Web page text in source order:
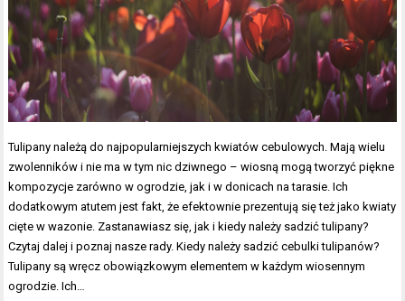
Tulipany należą do najpopularniejszych kwiatów cebulowych. Mają wielu
zwolenników i nie ma w tym nic dziwnego – wiosną mogą tworzyć piękne
kompozycje zarówno w ogrodzie, jak i w donicach na tarasie. Ich
dodatkowym atutem jest fakt, że efektownie prezentują się też jako kwiaty
cięte w wazonie. Zastanawiasz się, jak i kiedy należy sadzić tulipany?
Czytaj dalej i poznaj nasze rady. Kiedy należy sadzić cebulki tulipanów?
Tulipany są wręcz obowiązkowym elementem w każdym wiosennym
ogrodzie. Ich…